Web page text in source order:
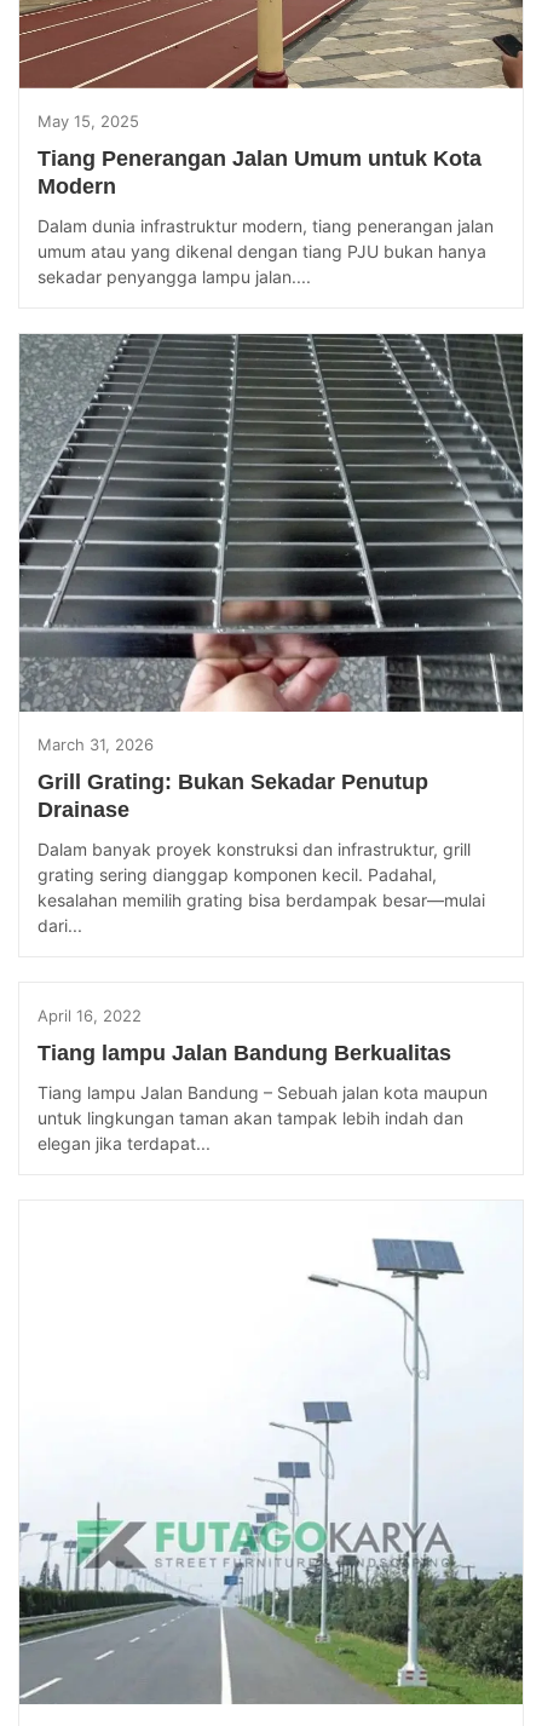
May 15, 2025
Tiang Penerangan Jalan Umum untuk Kota
Modern
Dalam dunia infrastruktur modern, tiang penerangan jalan
umum atau yang dikenal dengan tiang PJU bukan hanya
sekadar penyangga lampu jalan....
March 31, 2026
Grill Grating: Bukan Sekadar Penutup
Drainase
Dalam banyak proyek konstruksi dan infrastruktur, grill
grating sering dianggap komponen kecil. Padahal,
kesalahan memilih grating bisa berdampak besar—mulai
dari...
April 16, 2022
Tiang lampu Jalan Bandung Berkualitas
Tiang lampu Jalan Bandung – Sebuah jalan kota maupun
untuk lingkungan taman akan tampak lebih indah dan
elegan jika terdapat...